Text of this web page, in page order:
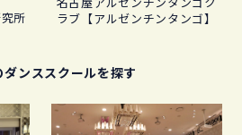
所
ラブ【アルゼンチンタンゴ】
ダンススクールを探す